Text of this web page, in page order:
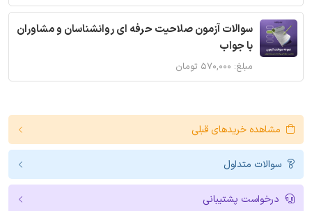
سوالات آزمون صلاحیت حرفه ای روانشناسان و مشاوران
با جواب
مبلغ: ۵۷۰,۰۰۰ تومان
مشاهده خریدهای قبلی
سوالات متداول
درخواست پشتیبانی